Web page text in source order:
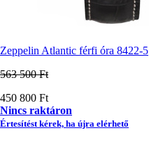
Zeppelin Atlantic férfi óra 8422-5
563 500 Ft
Ár
450 800 Ft
Nincs raktáron
Értesítést kérek, ha újra elérhető